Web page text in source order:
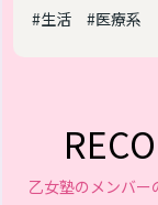
#生活
#医療系
乙女塾のメンバー